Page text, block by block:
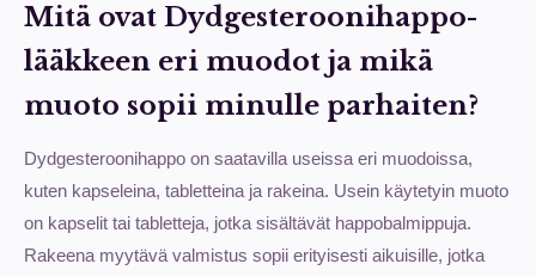
Mitä ovat Dydgesteroonihappo-
lääkkeen eri muodot ja mikä
muoto sopii minulle parhaiten?
Dydgesteroonihappo on saatavilla useissa eri muodoissa,
kuten kapseleina, tabletteina ja rakeina. Usein käytetyin muoto
on kapselit tai tabletteja, jotka sisältävät happobalmippuja.
Rakeena myytävä valmistus sopii erityisesti aikuisille, jotka